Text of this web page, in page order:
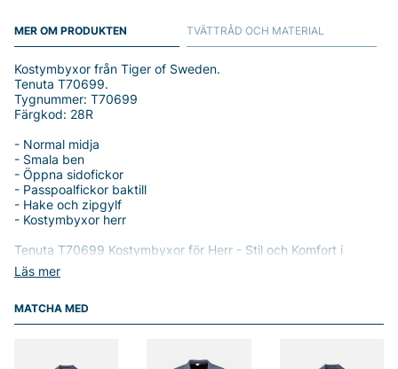
MER OM PRODUKTEN
Läs mer
Kostymbyxor från Tiger of Sweden.
Tenuta T70699.
Tygnummer: T70699
Färgkod: 28R
- Normal midja
- Smala ben
- Öppna sidofickor
- Passpoalfickor baktill
- Hake och zipgylf
- Kostymbyxor herr
Tenuta T70699 Kostymbyxor för Herr - Stil och Komfort i
Perfekt Harmoni
klassisk kostymbyxa som är designad för den moderna
mannen. Med en normal midja och smala ben ger dessa byxor
TVÄTTRÅD OCH MATERIAL
MATCHA MED